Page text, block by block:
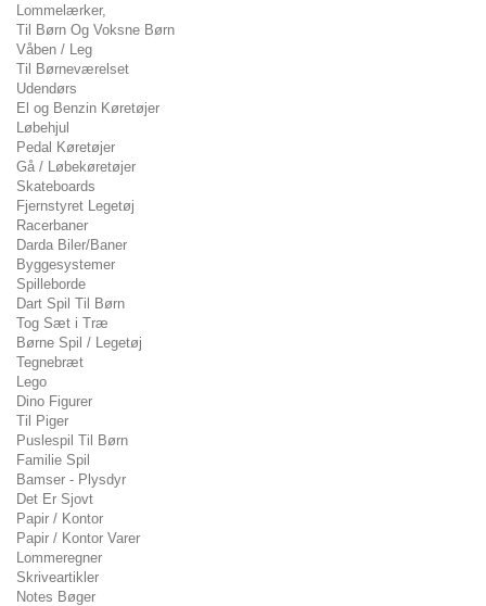
Lommelærker,
Til Børn Og Voksne Børn
Våben / Leg
Til Børneværelset
Udendørs
El og Benzin Køretøjer
Løbehjul
Pedal Køretøjer
Gå / Løbekøretøjer
Skateboards
Fjernstyret Legetøj
Racerbaner
Darda Biler/Baner
Byggesystemer
Spilleborde
Dart Spil Til Børn
Tog Sæt i Træ
Børne Spil / Legetøj
Tegnebræt
Lego
Dino Figurer
Til Piger
Puslespil Til Børn
Familie Spil
Bamser - Plysdyr
Det Er Sjovt
Papir / Kontor
Papir / Kontor Varer
Lommeregner
Skriveartikler
Notes Bøger